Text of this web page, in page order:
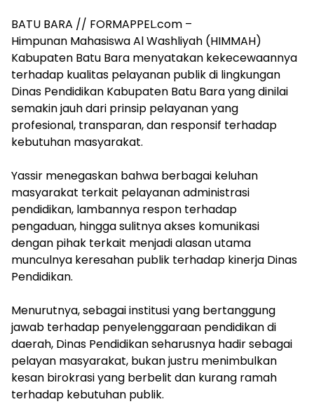
BATU BARA // FORMAPPEL.com –
Himpunan Mahasiswa Al Washliyah (HIMMAH)
Kabupaten Batu Bara menyatakan kekecewaannya
terhadap kualitas pelayanan publik di lingkungan
Dinas Pendidikan Kabupaten Batu Bara yang dinilai
semakin jauh dari prinsip pelayanan yang
profesional, transparan, dan responsif terhadap
kebutuhan masyarakat.
‎Yassir menegaskan bahwa berbagai keluhan
masyarakat terkait pelayanan administrasi
pendidikan, lambannya respon terhadap
pengaduan, hingga sulitnya akses komunikasi
dengan pihak terkait menjadi alasan utama
munculnya keresahan publik terhadap kinerja Dinas
Pendidikan.
‎Menurutnya, sebagai institusi yang bertanggung
jawab terhadap penyelenggaraan pendidikan di
daerah, Dinas Pendidikan seharusnya hadir sebagai
pelayan masyarakat, bukan justru menimbulkan
kesan birokrasi yang berbelit dan kurang ramah
terhadap kebutuhan publik.